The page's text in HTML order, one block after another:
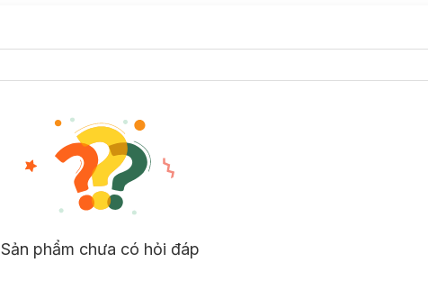
Sản phẩm chưa có hỏi đáp